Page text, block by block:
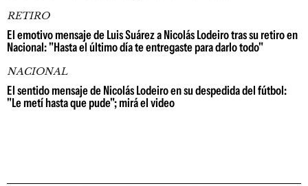
RETIRO
El emotivo mensaje de Luis Suárez a Nicolás Lodeiro tras su retiro en
Nacional: "Hasta el último día te entregaste para darlo todo"
NACIONAL
El sentido mensaje de Nicolás Lodeiro en su despedida del fútbol:
"Le metí hasta que pude"; mirá el video